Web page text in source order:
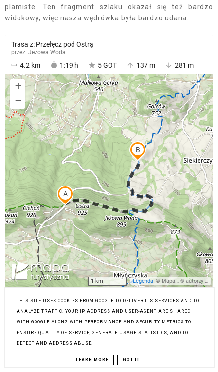
plamiste. Ten fragment szlaku okazał się też bardzo
widokowy, więc nasza wędrówka była bardzo udana.
THIS SITE USES COOKIES FROM GOOGLE TO DELIVER ITS SERVICES AND TO
ANALYZE TRAFFIC. YOUR IP ADDRESS AND USER-AGENT ARE SHARED
WITH GOOGLE ALONG WITH PERFORMANCE AND SECURITY METRICS TO
ENSURE QUALITY OF SERVICE, GENERATE USAGE STATISTICS, AND TO
DETECT AND ADDRESS ABUSE.
LEARN MORE GOT IT